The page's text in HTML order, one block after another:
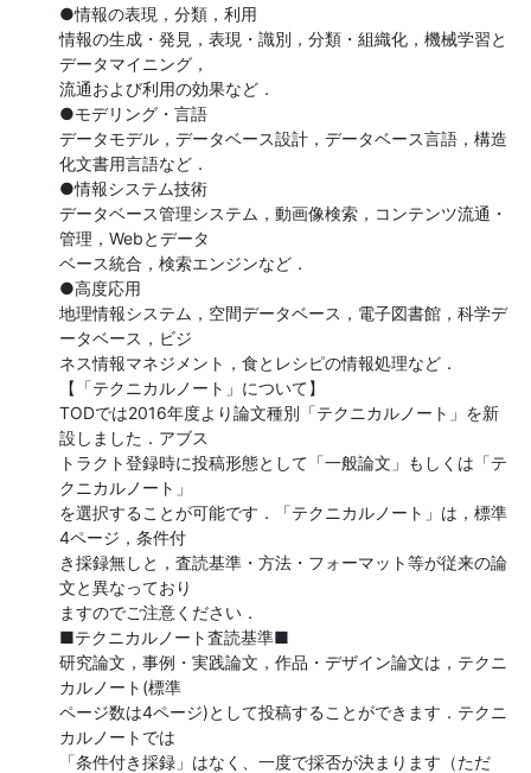
●情報の表現，分類，利用
情報の生成・発見，表現・識別，分類・組織化，機械学習と
データマイニング，
流通および利用の効果など．
●モデリング・言語
データモデル，データベース設計，データベース言語，構造
化文書用言語など．
●情報システム技術
データベース管理システム，動画像検索，コンテンツ流通・
管理，Webとデータ
ベース統合，検索エンジンなど．
●高度応用
地理情報システム，空間データベース，電子図書館，科学デ
ータベース，ビジ
ネス情報マネジメント，食とレシピの情報処理など．
【「テクニカルノート」について】
TODでは2016年度より論文種別「テクニカルノート」を新
設しました．アブス
トラクト登録時に投稿形態として「一般論文」もしくは「テ
クニカルノート」
を選択することが可能です．「テクニカルノート」は，標準
4ページ，条件付
き採録無しと，査読基準・方法・フォーマット等が従来の論
文と異なっており
ますのでご注意ください．
■テクニカルノート査読基準■
研究論文，事例・実践論文，作品・デザイン論文は，テクニ
カルノート(標準
ページ数は4ページ)として投稿することができます．テクニ
カルノートでは
「条件付き採録」はなく、一度で採否が決まります（ただ